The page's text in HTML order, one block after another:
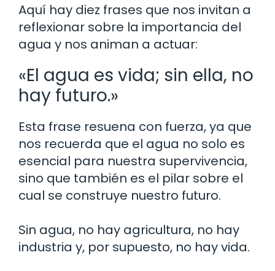
Aquí hay diez frases que nos invitan a
reflexionar sobre la importancia del
agua y nos animan a actuar:
«El agua es vida; sin ella, no
hay futuro.»
Esta frase resuena con fuerza, ya que
nos recuerda que el agua no solo es
esencial para nuestra supervivencia,
sino que también es el pilar sobre el
cual se construye nuestro futuro.
Sin agua, no hay agricultura, no hay
industria y, por supuesto, no hay vida.